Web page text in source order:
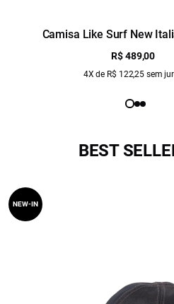
Camisa Like Surf New
R$ 489,00
4X de R$ 122,25 sem
BEST
NEW-IN